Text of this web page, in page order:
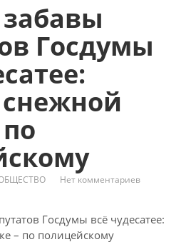
Госдумы
Нет комментариев